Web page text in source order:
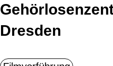
Dresden